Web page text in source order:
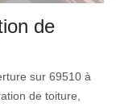
de
sur 69510 à
de toiture,